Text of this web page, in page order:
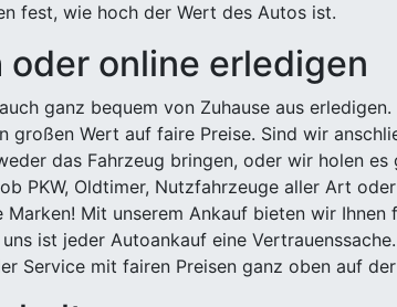
fest, wie hoch der Wert des Autos ist.
online erledigen
ganz bequem von Zuhause aus erledigen.
großen Wert auf faire Preise. Sind wir
das Fahrzeug bringen, oder wir holen es
PKW, Oldtimer, Nutzfahrzeuge aller Art
Mit unserem Ankauf bieten wir Ihnen
ist jeder Autoankauf eine
Service mit fairen Preisen ganz oben auf